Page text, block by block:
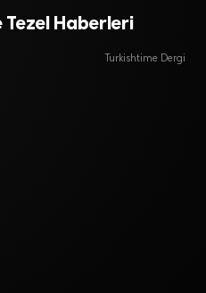
Tezel Haberleri
Turkishtime Dergi